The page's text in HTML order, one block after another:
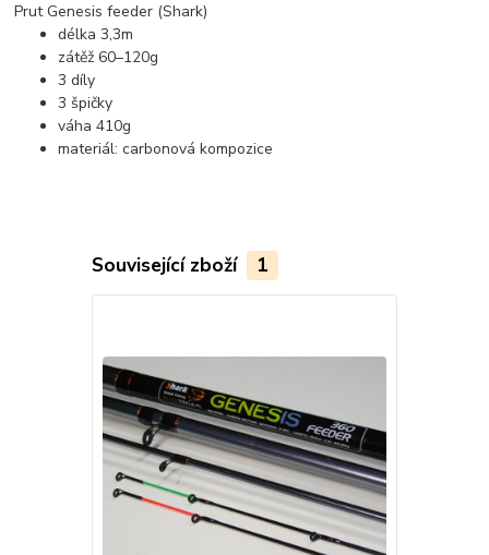
Prut Genesis feeder (Shark)
délka 3,3m
zátěž 60–120g
3 díly
3 špičky
váha 410g
materiál: carbonová kompozice
Související zboží 1